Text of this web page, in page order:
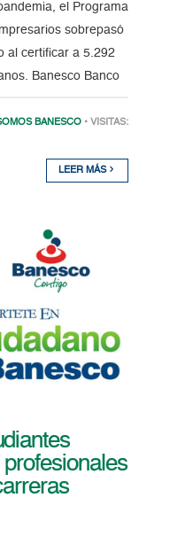
el Programa
sobrepasó
al certificar a 5.292
Banesco Banco
BANESCO • VISITAS:
LEER MÁS